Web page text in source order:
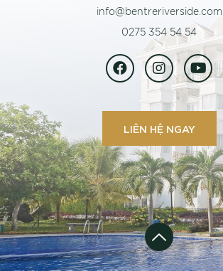
info@bentreriverside.com
0275 354 54 54
LIÊN HỆ NGAY